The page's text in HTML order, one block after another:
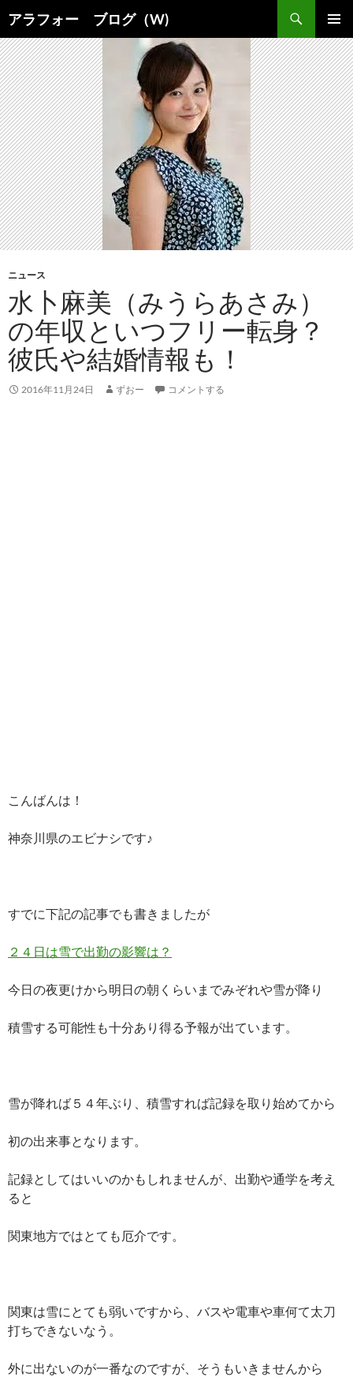
ン
テ
ン
ツ
へ
ス
キ
ッ
プ
アラフォー ブログ（W)
索
メインメ
ニュー
ニュース
水卜麻美（みうらあさみ）
の年収といつフリー転身？
彼氏や結婚情報も！
2016年11月24日 ずおー コメントする
こんばんは！
神奈川県のエビナシです♪
すでに下記の記事でも書きましたが
２４日は雪で出勤の影響は？
今日の夜更けから明日の朝くらいまでみぞれや雪が降り
積雪する可能性も十分あり得る予報が出ています。
雪が降れば５４年ぶり、積雪すれば記録を取り始めてから
初の出来事となります。
記録としてはいいのかもしれませんが、出勤や通学を考え
ると
関東地方ではとても厄介です。
関東は雪にとても弱いですから、バスや電車や車何て太刀
打ちできないなう。
外に出ないのが一番なのですが、そうもいきませんから